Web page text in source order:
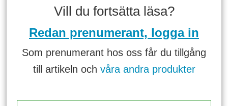
Vill du fortsätta läsa?
Redan prenumerant, logga in
Som prenumerant hos oss får du tillgång
till artikeln och våra andra produkter